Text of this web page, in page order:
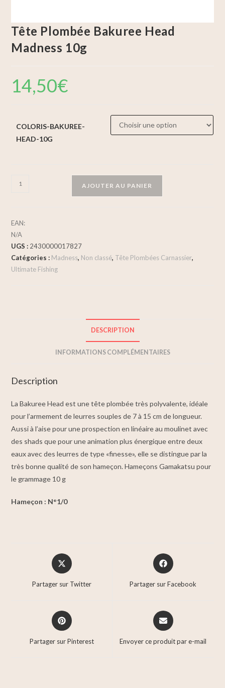
Tête Plombée Bakuree Head
Madness 10g
14,50€
COLORIS-BAKUREE-
HEAD-10G
AJOUTER AU PANIER
EAN:
N/A
UGS : 2430000017827
Catégories : Madness, Non classé, Tête Plombées Carnassier,
Ultimate Fishing
DESCRIPTION
INFORMATIONS COMPLÉMENTAIRES
Description
La Bakuree Head est une tête plombée très polyvalente, idéale
pour l’armement de leurres souples de 7 à 15 cm de longueur.
Aussi à l’aise pour une prospection en linéaire au moulinet avec
des shads que pour une animation plus énergique entre deux
eaux avec des leurres de type «finesse», elle se distingue par la
très bonne qualité de son hameçon. Hameçons Gamakatsu pour
le grammage 10 g
Hameçon : N°1/0
Partager sur Twitter Partager sur Facebook
Partager sur Pinterest Envoyer ce produit par e-mail